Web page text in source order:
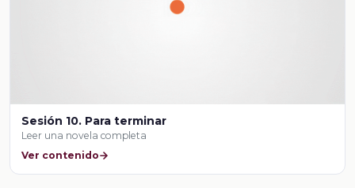
Sesión 10. Para terminar
Leer una novela completa
Ver contenido